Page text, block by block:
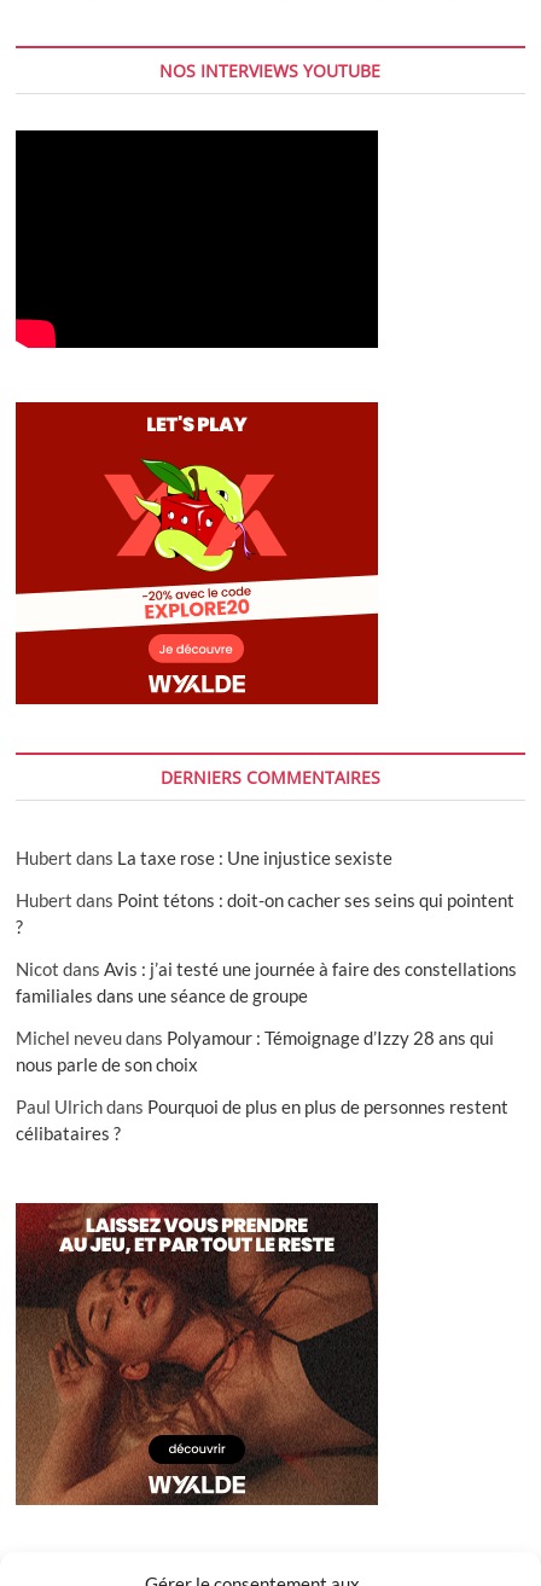
NOS INTERVIEWS YOUTUBE
DERNIERS COMMENTAIRES
Hubert dans La taxe rose : Une injustice sexiste
Hubert dans Point tétons : doit-on cacher ses seins qui pointent
?
Nicot dansAvis : j’ai testé une journée à faire des constellations
familiales dans une séance de groupe
Michel neveudans Polyamour : Témoignage d’Izzy 28 ans qui
nous parle de son choix
Paul Ulrichdans Pourquoi de plus en plus de personnes restent
célibataires ?